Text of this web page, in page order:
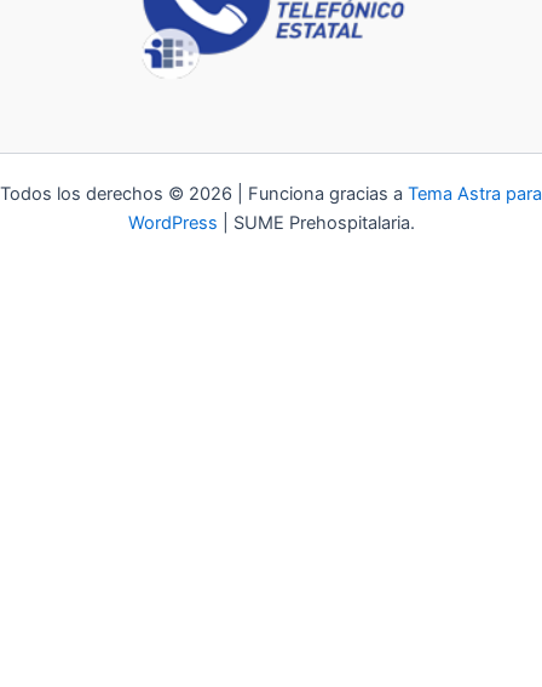
Todos los derechos © 2026 | Funciona gracias a Tema Astra para
WordPress | SUME Prehospitalaria.